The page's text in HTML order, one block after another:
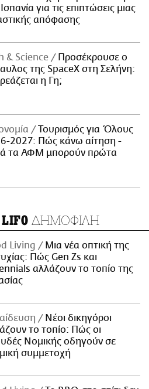
για τις επιπτώσεις μιας
απόφασης
& Science
Προσέκρουσε ο
της SpaceX στη Σελήνη:
η Γη;
Τουρισμός για Όλους
2027: Πώς κάνω αίτηση -
τα ΑΦΜ μπορούν πρώτα
ΔΗΜΟΦΙΛΗ
Living
Μια νέα οπτική της
Πώς Gen Zs και
αλλάζουν το τοπίο της
Νέοι δικηγόροι
το τοπίο: Πώς οι
Νομικής οδηγούν σε
συμμετοχή